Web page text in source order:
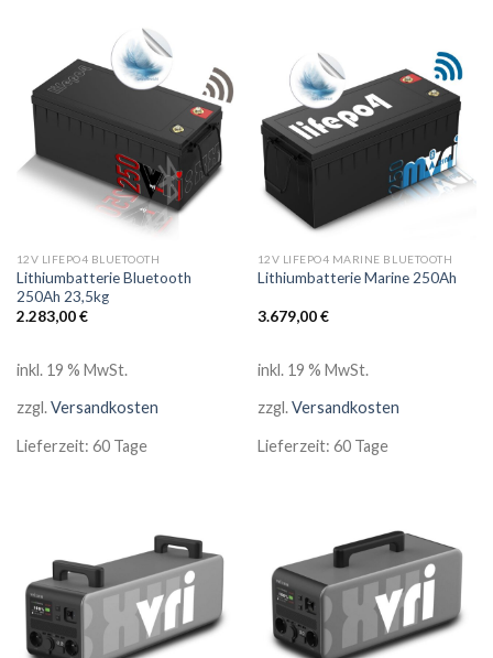
12V LIFEPO4 BLUETOOTH
Lithiumbatterie Bluetooth
250Ah 23,5kg
2.283,00€
inkl. 19 % MwSt.
zzgl.Versandkosten
Lieferzeit: 60 Tage
12V LIFEPO4 MARINE BLUETOOTH
Lithiumbatterie Marine 250Ah
3.679,00€
inkl. 19 % MwSt.
zzgl.Versandkosten
Lieferzeit: 60 Tage